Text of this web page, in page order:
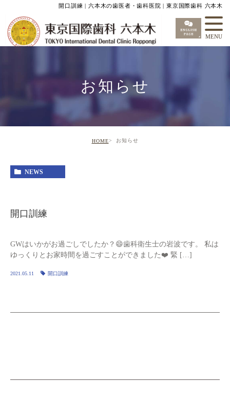
開口訓練 | 六本木の歯医者・歯科医院 | 東京国際歯科 六本木
お知らせ
HOME お知らせ
NEWS
開口訓練
GWはいかがお過ごしでしたか？😄歯科衛生士の岩波です。 私は
ゆっくりとお家時間を過ごすことができました❤️ 緊 […]
2021.05.11 開口訓練